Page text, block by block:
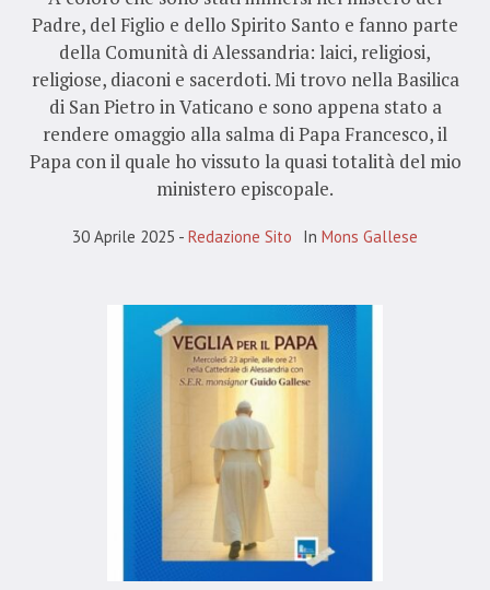
Padre, del Figlio e dello Spirito Santo e fanno parte
della Comunità di Alessandria: laici, religiosi,
religiose, diaconi e sacerdoti. Mi trovo nella Basilica
di San Pietro in Vaticano e sono appena stato a
rendere omaggio alla salma di Papa Francesco, il
Papa con il quale ho vissuto la quasi totalità del mio
ministero episcopale.
30 Aprile 2025 Redazione Sito In Mons Gallese